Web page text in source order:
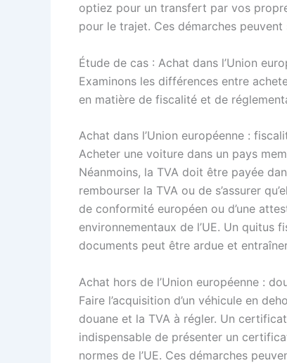
optiez pour un transfert par vos
pour le trajet. Ces démarches peuvent
Étude de cas : Achat dans l’Union
Examinons les différences entre
en matière de fiscalité et de
Achat dans l’Union européenne :
Acheter une voiture dans un pays
Néanmoins, la TVA doit être payée
rembourser la TVA ou de s’assurer
de conformité européen ou d’une
environnementaux de l’UE. Un quitus
documents peut être ardue et
Achat hors de l’Union européenne :
Faire l’acquisition d’un véhicule en
douane et la TVA à régler. Un
indispensable de présenter un
normes de l’UE. Ces démarches